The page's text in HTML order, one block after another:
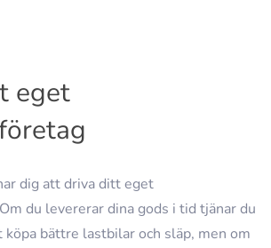
eget
dig att driva ditt eget
du levererar dina gods i tid tjänar du
bättre lastbilar och släp, men om